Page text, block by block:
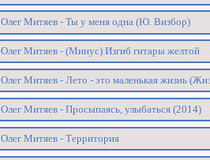
Олег Митяев - Ты у меня одна (Ю. Визбор)
Олег Митяев - (Минус) Изгиб гитары желтой
Олег Митяев - Лето - это маленькая жизнь
Олег Митяев - Просыпаясь, улыбаться (2014)
Олег Митяев - Территория